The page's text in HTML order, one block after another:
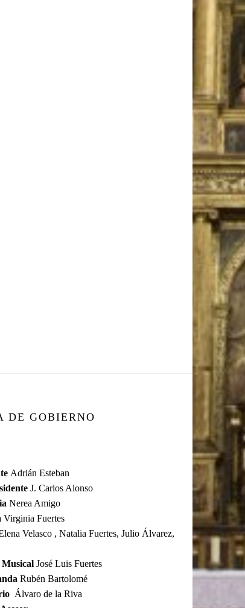
DE GOBIERNO
Adrián Esteban
J. Carlos Alonso
Nerea Amigo
Virginia Fuertes
Velasco , Natalia Fuertes, Julio Álvarez,
José Luis Fuertes
Rubén Bartolomé
Álvaro de la Riva